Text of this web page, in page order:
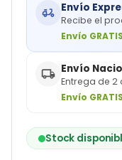
Envío
Recibe el
Envío GRATIS
Envío
Entrega de 2
Envío GRATIS
Stock